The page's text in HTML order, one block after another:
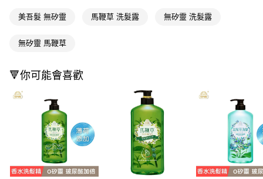
２．訂單成立數日內，您將收到繳費通知簡訊。
ATM／網路銀行／等多元方式進行付款，方視為交易完成。
※ 請注意：結帳手續完成當下不需立刻繳費，但若您需要取消訂單，請聯絡
後付繳納相關費用。
※ 交易是否成功請以「AFTEE先享後付 」之結帳頁面顯示為準，若有關於
是否繳費成功／繳費後需取消欲退款等相關疑問，請聯繫「AFTEE先享後付
客戶支援中心」
https://netprotections.freshdesk.com/support/home
【注意事項】
１．透過由恩沛科技股份有限公司提供之「AFTEE先享後付」服務完成之交
易，需依本服務之必要範圍內提供個人資料，並將交易相關給付款項請求債
權轉讓予恩沛科技股份有限公司。
２．關於個人資料處理事宜，請瀏覽以下網址：
https://aftee.tw/terms/#terms3
每筆NT$65，滿NT$390(含以上)免運費
萊爾富取貨付款
付款後萊爾富取貨
每筆NT$65，滿NT$490(含以上)免運費
7-11取貨付款
每筆NT$65，滿NT$490(含以上)免運費
付款後7-11取貨
每筆NT$65，滿NT$490(含以上)免運費
美吾髮 無矽靈 馬鞭草 洗髮露 無矽靈 洗髮露
無矽靈 馬鞭草
🔻你可能會喜歡